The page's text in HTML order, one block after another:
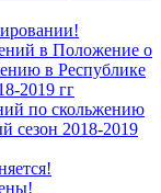
в Положение о
в Республике
2019 гг
по скольжению
сезон 2018-2019